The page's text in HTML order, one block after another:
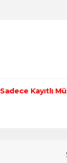
Sadece Kayıtlı